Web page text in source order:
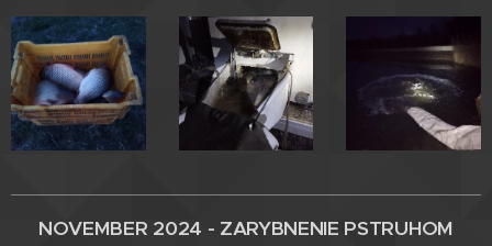
NOVEMBER 2024 - ZARYBNENIE PSTRUHOM